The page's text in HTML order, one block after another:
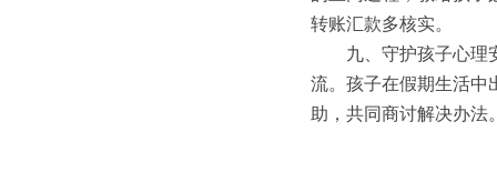
转账汇款多核实。
九、守护孩子心理
流。孩子在假期生活中
助，共同商讨解决办法